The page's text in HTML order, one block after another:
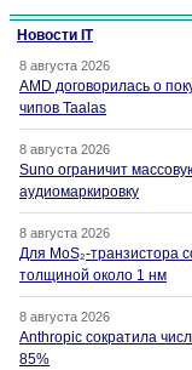
Новости IT
8 августа 2026
AMD договорилась о
чипов Taalas
8 августа 2026
Suno ограничит
аудиомаркировку
8 августа 2026
Для MoS₂-транзистора
толщиной около 1 нм
8 августа 2026
Anthropic сократила
85%